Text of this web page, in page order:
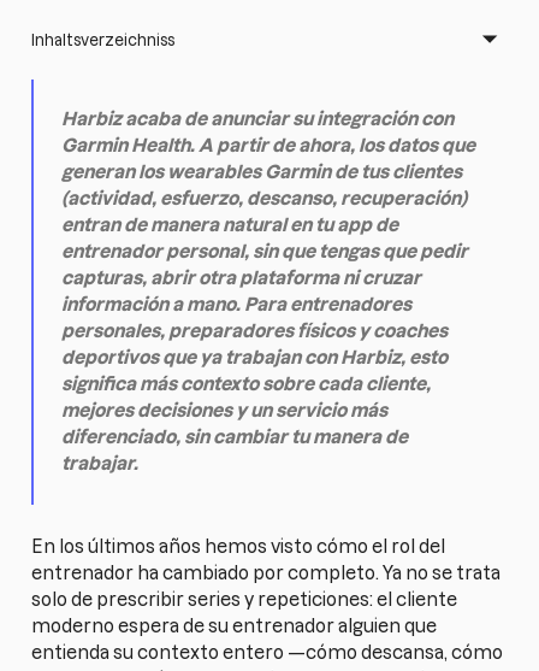
Inhaltsverzeichniss
Harbiz acaba de anunciar su integración con
Garmin Health. A partir de ahora, los datos que
generan los wearables Garmin de tus clientes
(actividad, esfuerzo, descanso, recuperación)
entran de manera natural en tu app de
entrenador personal, sin que tengas que pedir
capturas, abrir otra plataforma ni cruzar
información a mano. Para entrenadores
personales, preparadores físicos y coaches
deportivos que ya trabajan con Harbiz, esto
significa más contexto sobre cada cliente,
mejores decisiones y un servicio más
diferenciado, sin cambiar tu manera de
trabajar.
En los últimos años hemos visto cómo el rol del
entrenador ha cambiado por completo. Ya no se trata
solo de prescribir series y repeticiones: el cliente
moderno espera de su entrenador alguien que
entienda su contexto entero —cómo descansa, cómo